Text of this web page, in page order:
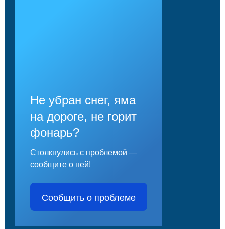
Не убран снег, яма
на дороге, не горит
фонарь?
Столкнулись с проблемой —
сообщите о ней!
Сообщить о проблеме